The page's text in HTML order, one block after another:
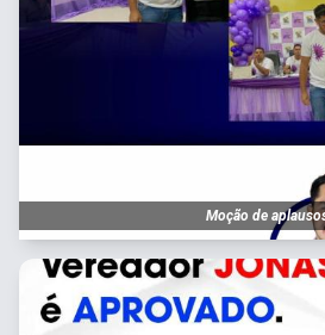
Moção de